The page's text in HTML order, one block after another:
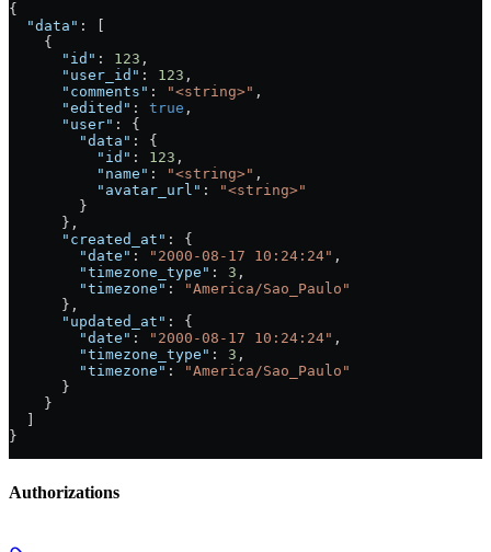
{
  "data"
: [
    {
      "id"
: 123 ,
      "user_id"
: 123 ,
      "comments"
: "<string>" ,
      "edited"
: true ,
      "user"
: {
        "data"
: {
          "id"
: 123 ,
          "name"
: "<string>" ,
          "avatar_url"
:
"<string>"
        }
      },
      "created_at"
: {
        "date"
: "2000-08-17 10:24:24" ,
        "timezone_type"
: 3 ,
        "timezone"
:
"America/Sao_Paulo"
      },
      "updated_at"
: {
        "date"
: "2000-08-17 10:24:24" ,
        "timezone_type"
: 3 ,
        "timezone"
:
"America/Sao_Paulo"
      }
    }
}
Authorizations